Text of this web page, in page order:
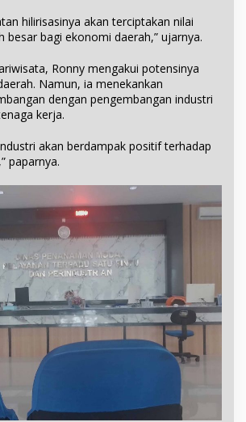
hilirisasinya akan terciptakan nilai
besar bagi ekonomi daerah,” ujarnya.
Ronny mengakui potensinya
Namun, ia menekankan
dengan pengembangan industri
kerja.
akan berdampak positif terhadap
paparnya.